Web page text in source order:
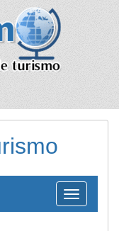
Toggle
navigation